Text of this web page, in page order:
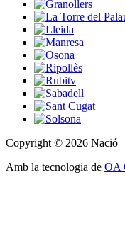
Copyright © 2026 Nació
Amb la tecnologia de OA